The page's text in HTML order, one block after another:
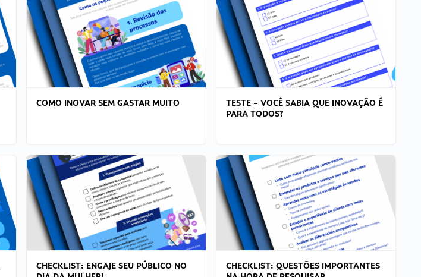
COMO INOVAR SEM GASTAR MUITO
TESTE – VOCÊ SABIA QUE INOVAÇÃO É
PARA TODOS?
CHECKLIST: ENGAJE SEU PÚBLICO NO
CHECKLIST: QUESTÕES IMPORTANTES